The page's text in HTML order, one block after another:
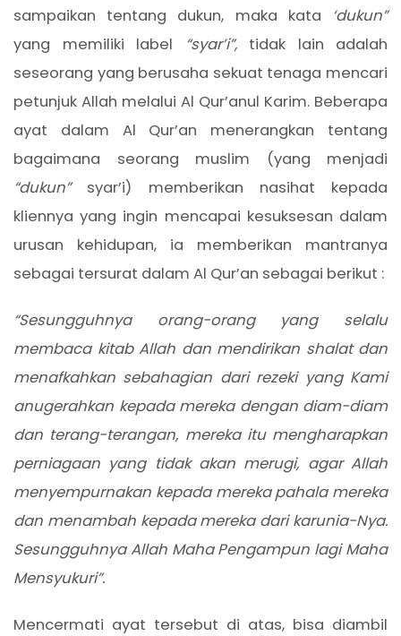
sampaikan tentang dukun, maka kata ‘dukun”
yang memiliki label
“syar’i”,tidak lain adalah
seseorang yang berusaha sekuat tenaga mencari
petunjuk Allah melalui Al Qur’anul Karim. Beberapa
ayat dalam Al Qur’an menerangkan tentang
bagaimana seorang muslim (yang menjadi
“dukun”syar’i) memberikan nasihat kepada
kliennya yang ingin mencapai kesuksesan dalam
urusan kehidupan, ia memberikan mantranya
sebagai tersurat dalam Al Qur’an sebagai berikut :
“Sesungguhnya orang-orang yang selalu
membaca kitab Allah dan mendirikan shalat dan
menafkahkan sebahagian dari rezeki yang Kami
anugerahkan kepada mereka dengan diam-diam
dan terang-terangan, mereka itu mengharapkan
perniagaan yang tidak akan merugi, agar Allah
menyempurnakan kepada mereka pahala mereka
dan menambah kepada mereka dari karunia-Nya.
Sesungguhnya Allah Maha Pengampun lagi Maha
Mensyukuri”.
Mencermati ayat tersebut di atas, bisa diambil